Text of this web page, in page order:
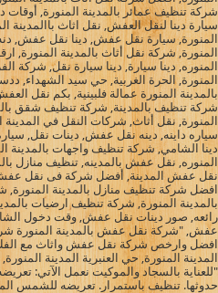
شركة تنظيف عمائر بالمدينة المنورة, أوقات
سيارة دينا لنقل العفش, نقل اثاث باالمدينة
المنورة, سيارة نقل عفش, دينا نقل عفش,
المنورة, شركة نقل أثاث بالمدينة المنورة,
المنوره, دينا سيارة, دينا سيارة نقل,
المنورة, الحرة الغربية, حي سيد
بالمدينة المنورة عمالة فلبينية, بكم نقل
شركة تنظيف بالمدينة, شركة تنظيف شقق
المنورة, نقل أثاث, شركات النقل في المدينة
سياره داينه, دينه نقل عفش, دينات نقل,
دينا الشامي, شركة تنظيف واجهات بالمدينة
المنوره, نقل عفش بالمدينه, تنظيف منازل
نقل عفش المدينة, أفضل شركة فى نقل عفش
افضل شركة تنظيف منازل بالمدينة
بالمدينة المنورة, شركة تنظيف ارضيات
رائعه, صور دينات نقل عفش, وقت دخول
عفش, "شركة نقل عفش بالمدينة المنورة
افضل وارخص شركة نقل عفش واثاث مع الفك
المدينة المنورة, حي العنبرية المدينة
"للعناية بالسجاد والموكيت نعمل الآتي:
حدوثها. تنظيف باستمرار. تعريضه للشمس